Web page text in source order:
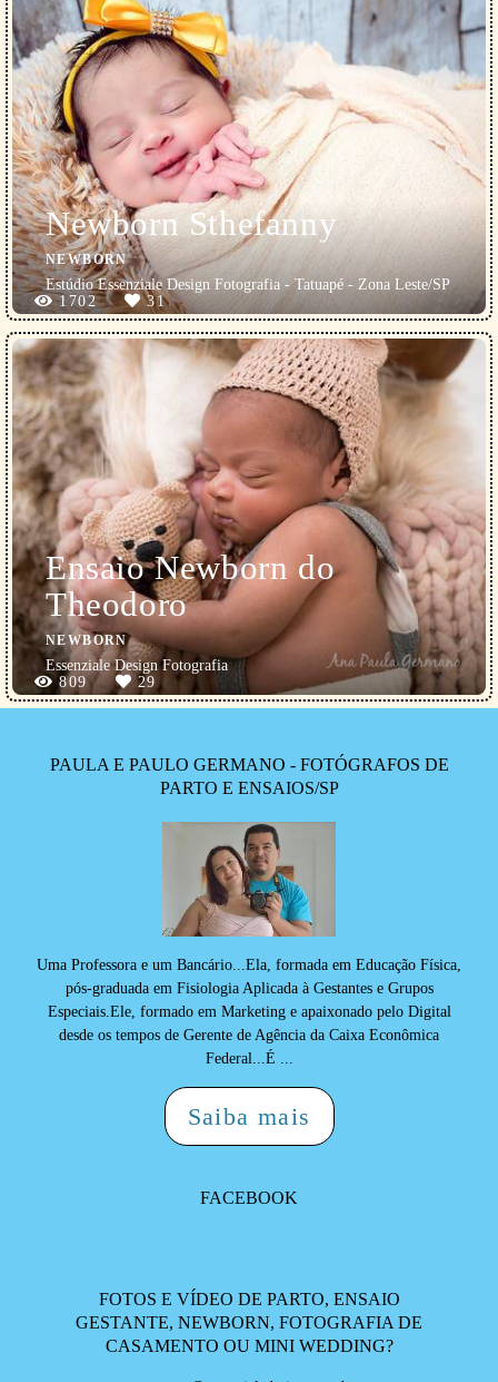
Newborn Sthefanny
NEWBORN
Estúdio Essenziale Design Fotografia - Tatuapé - Zona Leste/SP
1702
31
Ensaio Newborn do
Theodoro
NEWBORN
Essenziale Design Fotografia
809
29
PAULA E PAULO GERMANO - FOTÓGRAFOS DE
PARTO E ENSAIOS/SP
Uma Professora e um Bancário...Ela, formada em Educação Física,
pós-graduada em Fisiologia Aplicada à Gestantes e Grupos
Especiais.Ele, formado em Marketing e apaixonado pelo Digital
desde os tempos de Gerente de Agência da Caixa Econômica
Federal...É ...
Saiba mais
FACEBOOK
FOTOS E VÍDEO DE PARTO, ENSAIO
GESTANTE, NEWBORN, FOTOGRAFIA DE
CASAMENTO OU MINI WEDDING?